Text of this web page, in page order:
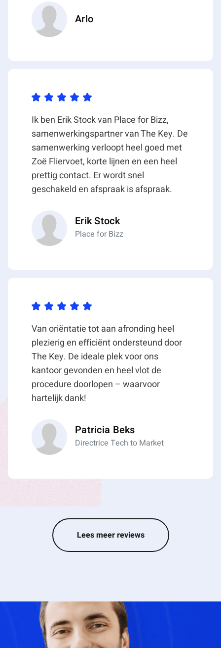
• Huurprijs unit 7A bedraagt € 26.000,00 exclusief
btw per jaar;
• oplevering medio Q3 2026;
• huurtermijn 5 jaar;
• verlenging telkens met 5 jaar;
• opzegtermijn 12 maanden door huurder of
verhuurder;
• waarborgsom betreft drie maanden
huurverplichting;
• indexering jaarlijks op basis van inflatie (CPI).
Branchebeperking
Autobedrijven, auto in- en verkoop, autoreparatie en
autopoetsbedrijven zijn niet toegestaan in deze
Arlo
Ik ben Erik Stock van Place for Bizz,
samenwerkingspartner van The Key. De
samenwerking verloopt heel goed met
Zoë Fliervoet, korte lijnen en een heel
prettig contact. Er wordt snel
geschakeld en afspraak is afspraak.
Erik Stock
Place for Bizz
Van oriëntatie tot aan afronding heel
plezierig en efficiënt ondersteund door
The Key. De ideale plek voor ons
kantoor gevonden en heel vlot de
procedure doorlopen – waarvoor
hartelijk dank!
Patricia Beks
Directrice Tech to Market
Lees meer reviews